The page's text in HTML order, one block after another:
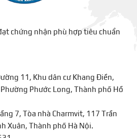
chứng nhận phù hợp tiêu chuẩn
11, Khu dân cư Khang Điền,
Phước Long, Thành phố Hồ
7, Tòa nhà Charmvit, 117 Trần
Xuân, Thành phố Hà Nội.